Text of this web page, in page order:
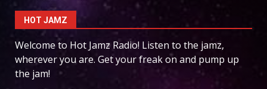
HOT JAMZ
Welcome to Hot Jamz Radio! Listen to the jamz,
wherever you are. Get your freak on and pump up
the jam!